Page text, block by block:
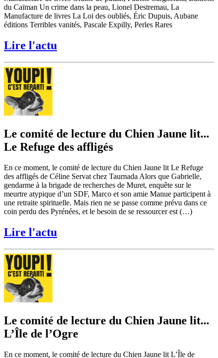
du Caïman Un crime dans la peau, Lionel Destremau, La
Manufacture de livres La Loi des oubliés, Éric Dupuis, Aubane
éditions Terribles vanités, Pascale Expilly, Perles Rares
Lire l'actu
Le comité de lecture du Chien Jaune lit...
Le Refuge des affligés
En ce moment, le comité de lecture du Chien Jaune lit Le Refuge
des affligés de Céline Servat chez Taurnada Alors que Gabrielle,
gendarme à la brigade de recherches de Muret, enquête sur le
meurtre atypique d’un SDF, Marco et son amie Manue participent à
une retraite spirituelle. Mais rien ne se passe comme prévu dans ce
coin perdu des Pyrénées, et le besoin de se ressourcer est (…)
Lire l'actu
Le comité de lecture du Chien Jaune lit...
L’Île de l’Ogre
En ce moment, le comité de lecture du Chien Jaune lit L’Île de